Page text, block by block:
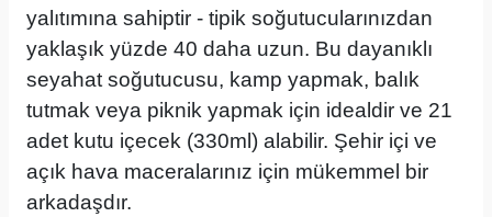
yalıtımına sahiptir - tipik soğutucularınızdan
yaklaşık yüzde 40 daha uzun. Bu dayanıklı
seyahat soğutucusu, kamp yapmak, balık
tutmak veya piknik yapmak için idealdir ve 21
adet kutu içecek (330ml) alabilir. Şehir içi ve
açık hava maceralarınız için mükemmel bir
arkadaşdır.